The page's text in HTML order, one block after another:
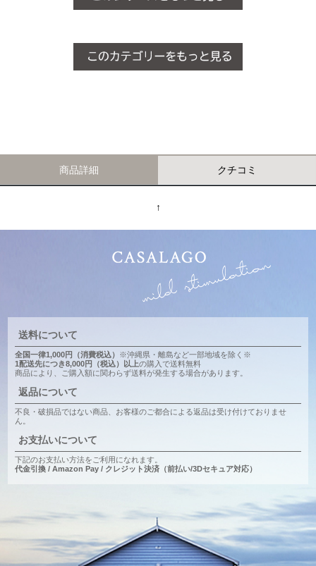
商品詳細 クチコミ
↑
送料について
全国一律1,000円（消費税込） ※沖縄県・離島など一部地域を除く※
1配送先につき8,000円（税込）以上の購入で送料無料
商品により、ご購入額に関わらず送料が発生する場合があります。
返品について
不良・破損品ではない商品、お客様のご都合による返品は受け付けておりませ
ん。
お支払いについて
下記のお支払い方法をご利用になれます。
代金引換 / Amazon Pay / クレジット決済（前払い/3Dセキュア対応）